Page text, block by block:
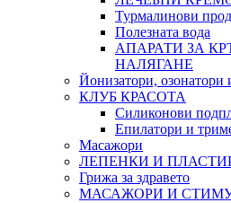
Турмалинови
Полезната вода
АПАРАТИ ЗА
НАЛЯГАНЕ
Йонизатори, озонатори
КЛУБ КРАСОТА
Силиконови
Епилатори и
Масажори
ЛЕПЕНКИ И
Грижа за здравето
МАСАЖОРИ И